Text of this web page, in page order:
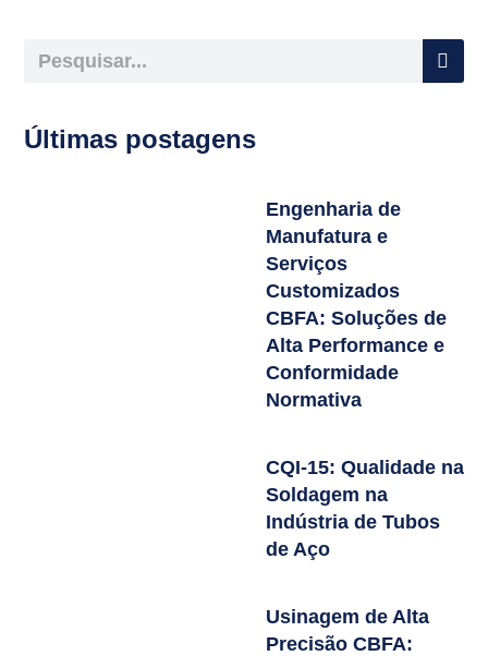
Últimas postagens
Engenharia de
Manufatura e
Serviços
Customizados
CBFA: Soluções de
Alta Performance e
Conformidade
Normativa
CQI-15: Qualidade na
Soldagem na
Indústria de Tubos
de Aço
Usinagem de Alta
Precisão CBFA: